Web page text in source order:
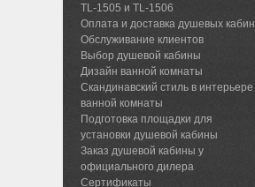
TL-1505 и TL-1506
Оплата и доставка душевых кабин
Обслуживание клиентов
Выбор душевой кабины
Дизайн ванной комнаты
Скандинавский стиль в интерьере
ванной комнаты
Подготовка площадки для
установки душевой кабины
Заказ душевой кабины у
официального дилера
Сертификаты